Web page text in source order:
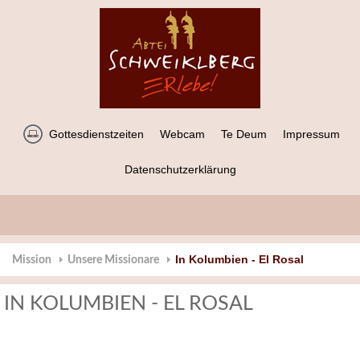
Gottesdienstzeiten Webcam Te Deum Impressum
Datenschutzerklärung
Mission Unsere Missionare In Kolumbien - El Rosal
IN KOLUMBIEN - EL ROSAL